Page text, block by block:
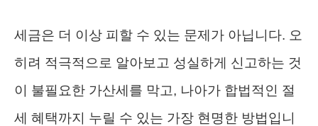
세금은 더 이상 피할 수 있는 문제가 아닙니다. 오
히려 적극적으로 알아보고 성실하게 신고하는 것
이 불필요한 가산세를 막고, 나아가 합법적인 절
세 혜택까지 누릴 수 있는 가장 현명한 방법입니